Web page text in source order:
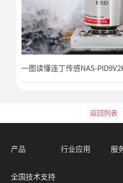
一图读懂连丁传感NAS-
返回列表
产品 行业应用 服
全国技术支持